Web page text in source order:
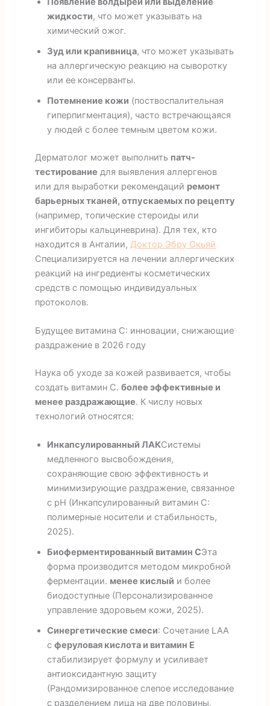
жидкости, что может указывать на
химический ожог.
Зуд или крапивница, что может указывать
на аллергическую реакцию на сыворотку
или ее консерванты.
Потемнение кожи (поствоспалительная
гиперпигментация), часто встречающаяся
у людей с более темным цветом кожи.
Дерматолог может выполнить патч-
тестирование для выявления аллергенов
или для выработки рекомендаций ремонт
барьерных тканей, отпускаемых по рецепту
(например, топические стероиды или
ингибиторы кальциневрина). Для тех, кто
находится в Анталии, Доктор Эбру Окьяй
Специализируется на лечении аллергических
реакций на ингредиенты косметических
средств с помощью индивидуальных
протоколов.
Будущее витамина С: инновации, снижающие
раздражение в 2026 году
Наука об уходе за кожей развивается, чтобы
создать витамин С. более эффективные и
менее раздражающие. К числу новых
технологий относятся:
Инкапсулированный ЛАКСистемы
медленного высвобождения,
сохраняющие свою эффективность и
минимизирующие раздражение, связанное
с pH (Инкапсулированный витамин С:
полимерные носители и стабильность,
2025).
Биоферментированный витамин СЭта
форма производится методом микробной
ферментации. менее кислый и более
биодоступные (Персонализированное
управление здоровьем кожи, 2025).
Синергетические смеси: Сочетание LAA
с феруловая кислота и витамин Е
стабилизирует формулу и усиливает
антиоксидантную защиту
(Рандомизированное слепое исследование
с разделением лица на две половины,